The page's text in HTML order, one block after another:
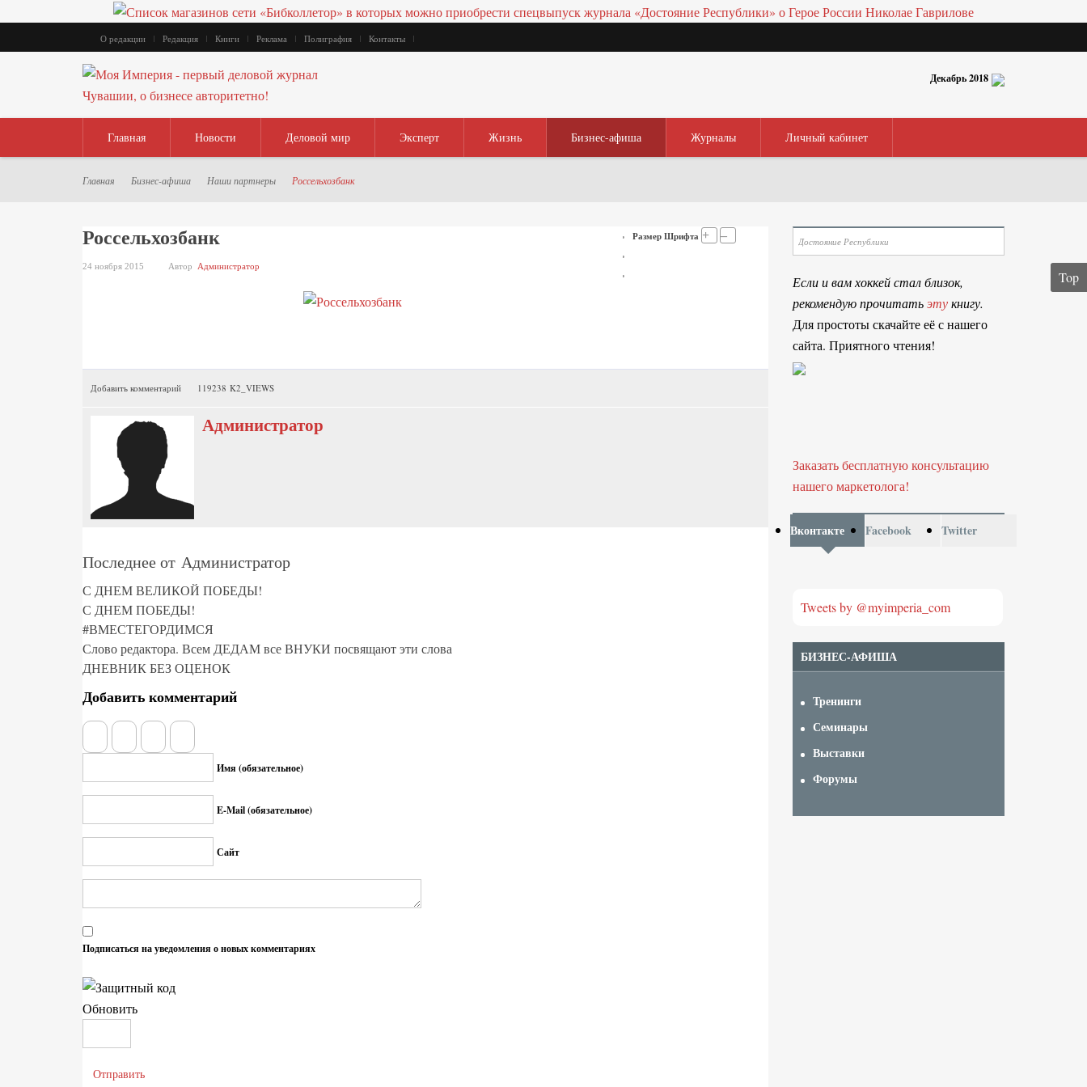
О редакции Редакция Книги Реклама Полиграфия Контакты
Декабрь 2018
Главная Новости Деловой мир Эксперт Жизнь Бизнес-афиша Журналы Личный кабинет
Главная Бизнес-афиша Наши партнеры Россельхозбанк
Россельхозбанк Размер Шрифта + –
24 ноября 2015 Автор Администратор
Добавить комментарий 119238 K2_VIEWS
Администратор
Последнее от Администратор
С ДНЕМ ВЕЛИКОЙ ПОБЕДЫ!
С ДНЕМ ПОБЕДЫ!
#ВМЕСТЕГОРДИМСЯ
Слово редактора. Всем ДЕДАМ все ВНУКИ посвящают эти слова
ДНЕВНИК БЕЗ ОЦЕНОК
Добавить комментарий
Имя (обязательное)
E-Mail (обязательное)
Сайт
Подписаться на уведомления о новых комментариях
Обновить
Отправить
Если и вам хоккей стал близок,
рекомендую прочитатьэтукнигу.
Для простоты скачайте её с нашего
сайта. Приятного чтения!
Заказать бесплатную консультацию
нашего маркетолога!
Вконтакте Facebook Twitter
Tweets by @myimperia_com
БИЗНЕС-АФИША
Тренинги
Семинары
Выставки
Форумы
Top